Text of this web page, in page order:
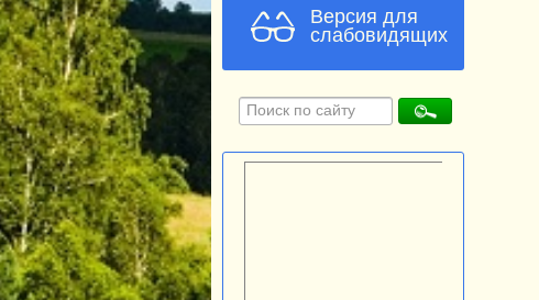
Версия для
слабовидящих